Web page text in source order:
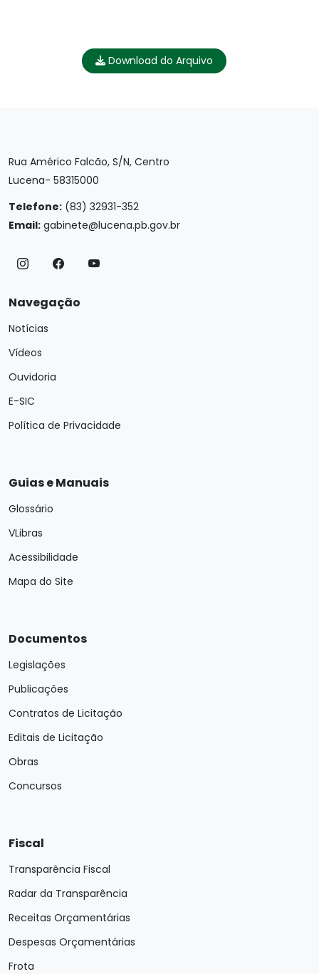
Download do Arquivo
Rua Américo Falcão, S/N, Centro
Lucena- 58315000
Telefone: (83) 32931-352
Email: gabinete@lucena.pb.gov.br
Navegação
Notícias
Vídeos
Ouvidoria
E-SIC
Política de Privacidade
Guias e Manuais
Glossário
VLibras
Acessibilidade
Mapa do Site
Documentos
Legislações
Publicações
Contratos de Licitação
Editais de Licitação
Obras
Concursos
Fiscal
Transparência Fiscal
Radar da Transparência
Receitas Orçamentárias
Despesas Orçamentárias
Frota